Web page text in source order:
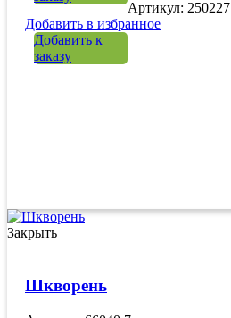
Артикул: 250227
Добавить в избранное
Добавить к
заказу
Закрыть
Шкворень